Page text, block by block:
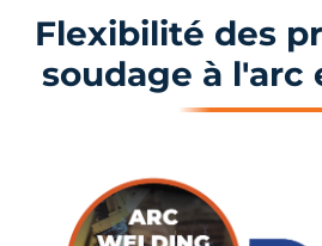
Flexibilité des
soudage à l'arc